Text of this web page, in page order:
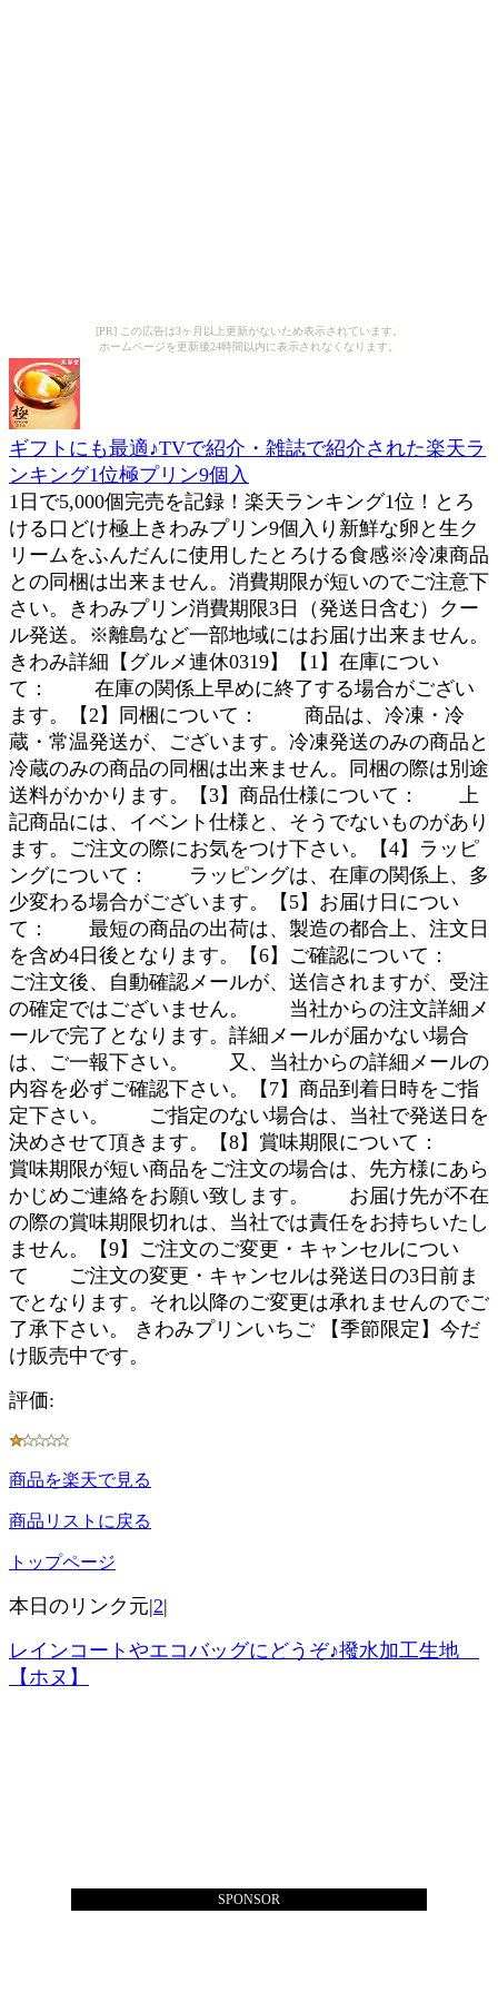
[PR] この広告は3ヶ月以上更新がないため表示されています。
ホームページを更新後24時間以内に表示されなくなります。
ギフトにも最適♪TVで紹介・雑誌で紹介された楽天ラ
ンキング1位極プリン9個入
1日で5,000個完売を記録！楽天ランキング1位！とろ
ける口どけ極上きわみプリン9個入り新鮮な卵と生ク
リームをふんだんに使用したとろける食感※冷凍商品
との同梱は出来ません。消費期限が短いのでご注意下
さい。きわみプリン消費期限3日（発送日含む）クー
ル発送。※離島など一部地域にはお届け出来ません。
きわみ詳細【グルメ連休0319】【1】在庫につい
て： 在庫の関係上早めに終了する場合がござい
ます。【2】同梱について： 商品は、冷凍・冷
蔵・常温発送が、ございます。冷凍発送のみの商品と
冷蔵のみの商品の同梱は出来ません。同梱の際は別途
送料がかかります。【3】商品仕様について： 上
記商品には、イベント仕様と、そうでないものがあり
ます。ご注文の際にお気をつけ下さい。【4】ラッピ
ングについて： ラッピングは、在庫の関係上、多
少変わる場合がございます。【5】お届け日につい
て： 最短の商品の出荷は、製造の都合上、注文日
を含め4日後となります。【6】ご確認について：
ご注文後、自動確認メールが、送信されますが、受注
の確定ではございません。 当社からの注文詳細メ
ールで完了となります。詳細メールが届かない場合
は、ご一報下さい。 又、当社からの詳細メールの
内容を必ずご確認下さい。【7】商品到着日時をご指
定下さい。 ご指定のない場合は、当社で発送日を
決めさせて頂きます。【8】賞味期限について：
賞味期限が短い商品をご注文の場合は、先方様にあら
かじめご連絡をお願い致します。 お届け先が不在
の際の賞味期限切れは、当社では責任をお持ちいたし
ません。【9】ご注文のご変更・キャンセルについ
て ご注文の変更・キャンセルは発送日の3日前ま
でとなります。それ以降のご変更は承れませんのでご
了承下さい。 きわみプリンいちご 【季節限定】今だ
け販売中です。
評価:
商品を楽天で見る
商品リストに戻る
トップページ
本日のリンク元|2|
レインコートやエコバッグにどうぞ♪撥水加工生地
【ホヌ】
SPONSOR